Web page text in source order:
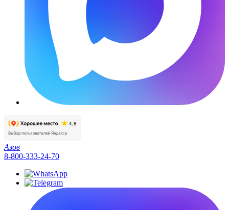
Азов
8-800-333-24-70